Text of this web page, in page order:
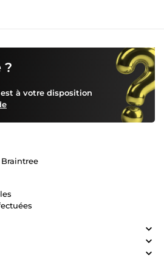
?
à votre disposition